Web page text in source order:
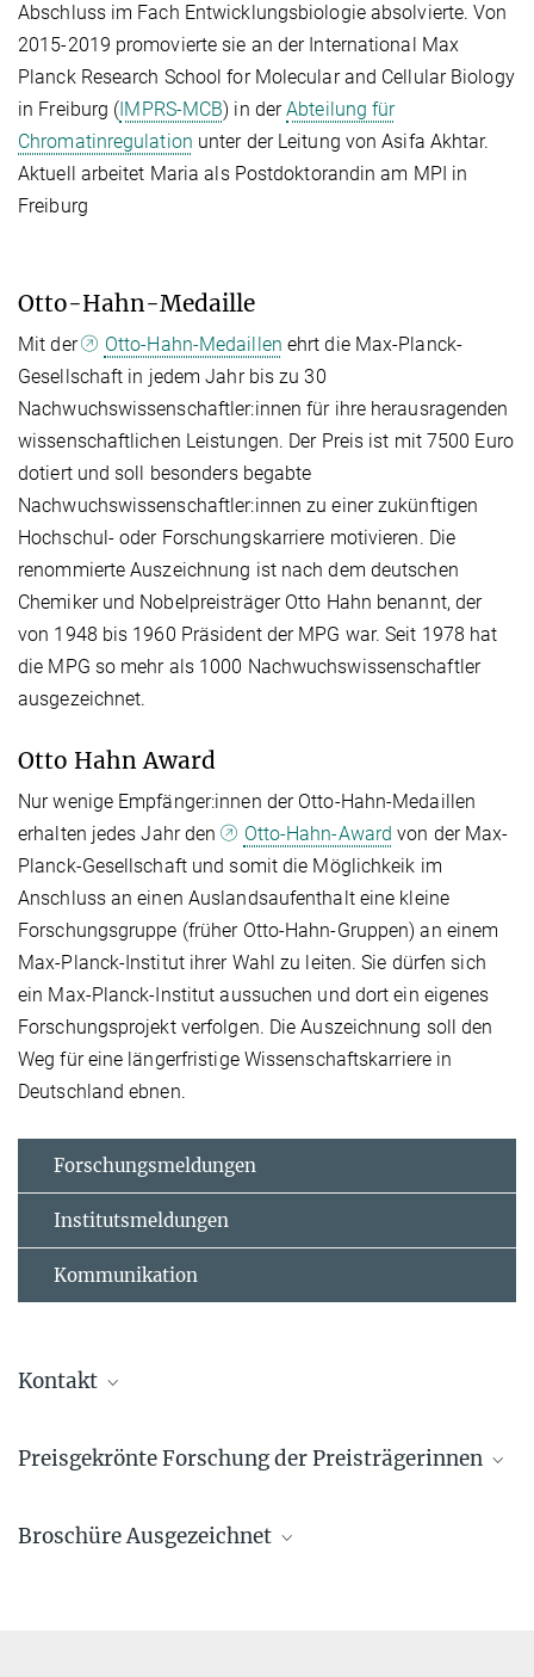
Abschluss im Fach Entwicklungsbiologie absolvierte. Von
2015-2019 promovierte sie an der International Max
Planck Research School for Molecular and Cellular Biology
in Freiburg (IMPRS-MCB) in derAbteilung für
Chromatinregulation unter der Leitung von Asifa Akhtar.
Aktuell arbeitet Maria als Postdoktorandin am MPI in
Freiburg
Otto-Hahn-Medaille
Mit der Otto-Hahn-Medaillen ehrt die Max-Planck-
Gesellschaft in jedem Jahr bis zu 30
Nachwuchswissenschaftler:innen für ihre herausragenden
wissenschaftlichen Leistungen. Der Preis ist mit 7500 Euro
dotiert und soll besonders begabte
Nachwuchswissenschaftler:innen zu einer zukünftigen
Hochschul- oder Forschungskarriere motivieren. Die
renommierte Auszeichnung ist nach dem deutschen
Chemiker und Nobelpreisträger Otto Hahn benannt, der
von 1948 bis 1960 Präsident der MPG war. Seit 1978 hat
die MPG so mehr als 1000 Nachwuchswissenschaftler
ausgezeichnet.
Otto Hahn Award
Nur wenige Empfänger:innen der Otto-Hahn-Medaillen
erhalten jedes Jahr den
Otto-Hahn-Award von der Max-
Planck-Gesellschaft und somit die Möglichkeik im
Anschluss an einen Auslandsaufenthalt eine kleine
Forschungsgruppe (früher Otto-Hahn-Gruppen) an einem
Max-Planck-Institut ihrer Wahl zu leiten. Sie dürfen sich
ein Max-Planck-Institut aussuchen und dort ein eigenes
Forschungsprojekt verfolgen. Die Auszeichnung soll den
Weg für eine längerfristige Wissenschaftskarriere in
Deutschland ebnen.
Forschungsmeldungen
Institutsmeldungen
Kommunikation
Kontakt
Presse- und Öffentlichkeitsarbeit | public relations
presse@ie-freiburg.mpg.de
Preisgekrönte Forschung der Preisträgerinnen
Broschüre Ausgezeichnet